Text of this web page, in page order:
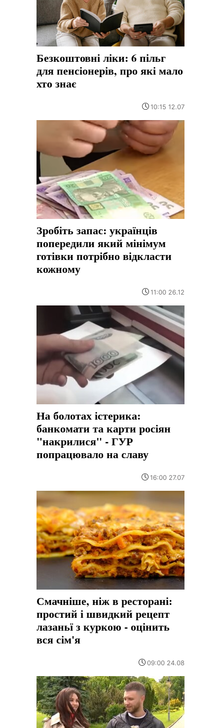
Безкоштовні ліки: 6 пільг
для пенсіонерів, про які мало
хто знає
10:15 12.07
Зробіть запас: українців
попередили який мінімум
готівки потрібно відкласти
кожному
11:00 26.12
На болотах істерика:
банкомати та карти росіян
"накрилися" - ГУР
попрацювало на славу
16:00 27.07
Смачніше, ніж в ресторані:
простий і швидкий рецепт
лазаньї з куркою - оцінить
вся сім'я
09:00 24.08